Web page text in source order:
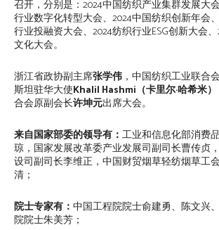
召开，分别是：2024中国纺织产业集群发展大
行业数字化转型大会、2024中国纺织创新年会
行业投融资大会、2024纺织行业ESG创新大会
文化大会。
浙江省政协副主席张学伟 ，中国纺织工业联合
斯坦驻华大使Khalil Hashmi（卡里尔·哈希米）
合会原副会长许坤元出席大会。
来自国家部委的领导有： 工业和信息化部消费
琼，国家发展改革委产业发展司副司长曹传贞
设司副司长李维正，中国财贸烟草轻纺烟草工
清；
院士专家有： 中国工程院院士俞建勇、陈文兴
院院士朱美芳；